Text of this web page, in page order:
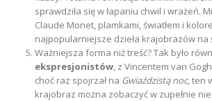
sprawdziła się w łapaniu chwil i wrażeń.
Claude Monet, plamkami, światłem i
najpopularniejsze dzieła krajobrazów na
Ważniejsza forma niż treść? Tak było
ekspresjonistów, z Vincentem van
choć raz spojrzał na Gwiaździstą noc, ten
krajobraz można zobaczyć w zupełnie